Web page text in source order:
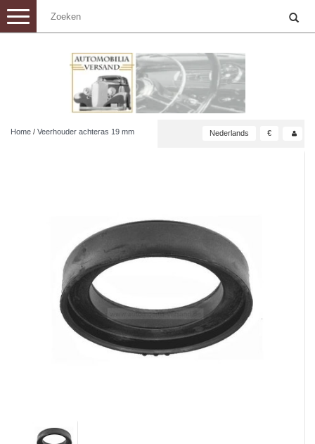
Toggle
navigation
Home / Veerhouder achteras 19 mm Nederlands €